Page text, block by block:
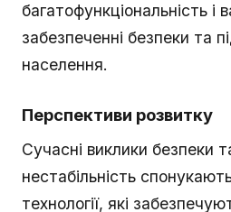
багатофункціональність і
забезпеченні безпеки та
населення.
Перспективи розвитку
Сучасні виклики безпеки
нестабільність
технології, які